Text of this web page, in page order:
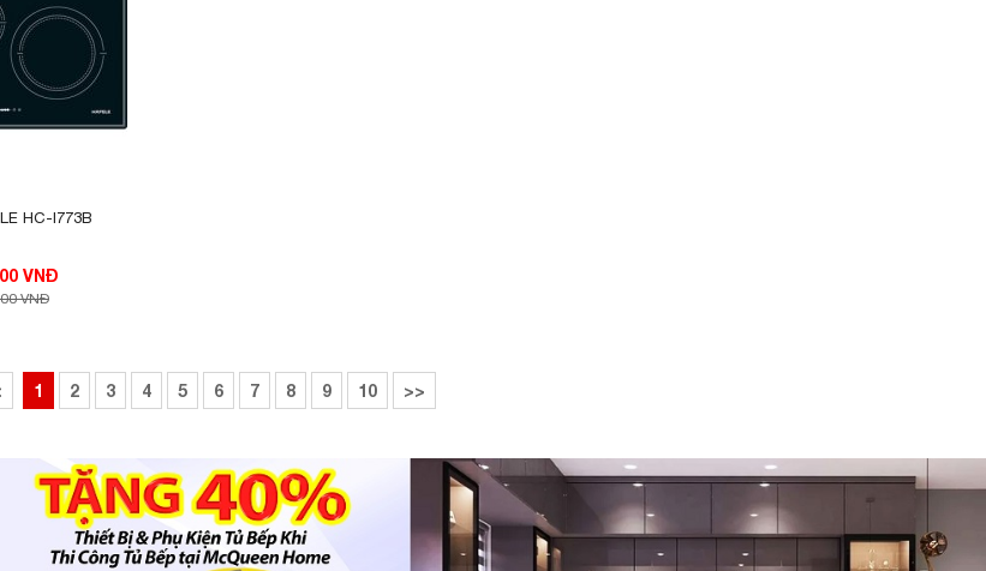
được rất nhiều người kì vọng là có thể làm chín
trình nấu nướng. Và chiếc bếp này đã không
công việc khác như dọn dẹp nhà, tắm rửa, dạy
HC-I773B
17.592.000 VNĐ
VNĐ
1 2 3 4 5 6 7 8 9 10 >>